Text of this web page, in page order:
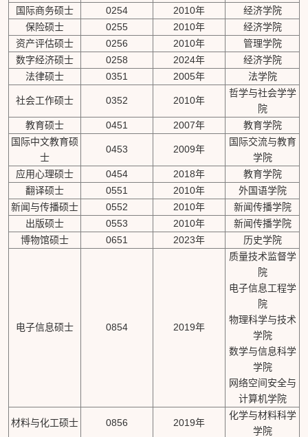
国际商务硕士
0254 2010年
经济学院
保险硕士
0255 2010年
经济学院
资产评估硕士
0256 2010年
管理学院
数字经济硕士
0258 2024年
经济学院
法律硕士
0351 2005年 法学院
社会工作硕士 0352 2010年
哲学与社会学学
院
教育硕士
0451 2007年
教育学院
国际中文教育硕
士
0453 2009年
国际交流与教育
学院
应用心理硕士
0454 2018年
教育学院
翻译硕士
0551 2010年
外国语学院
新闻与传播硕士
0552 2010年
新闻传播学院
出版硕士
0553 2010年
新闻传播学院
博物馆硕士
0651 2023年 历史学院
电子信息硕士 0854 2019年
质量技术监督学
院
电子信息工程学
院
物理科学与技术
学院
数学与信息科学
学院
网络空间安全与
计算机学院
材料与化工硕士 0856 2019年
化学与材料科学
学院